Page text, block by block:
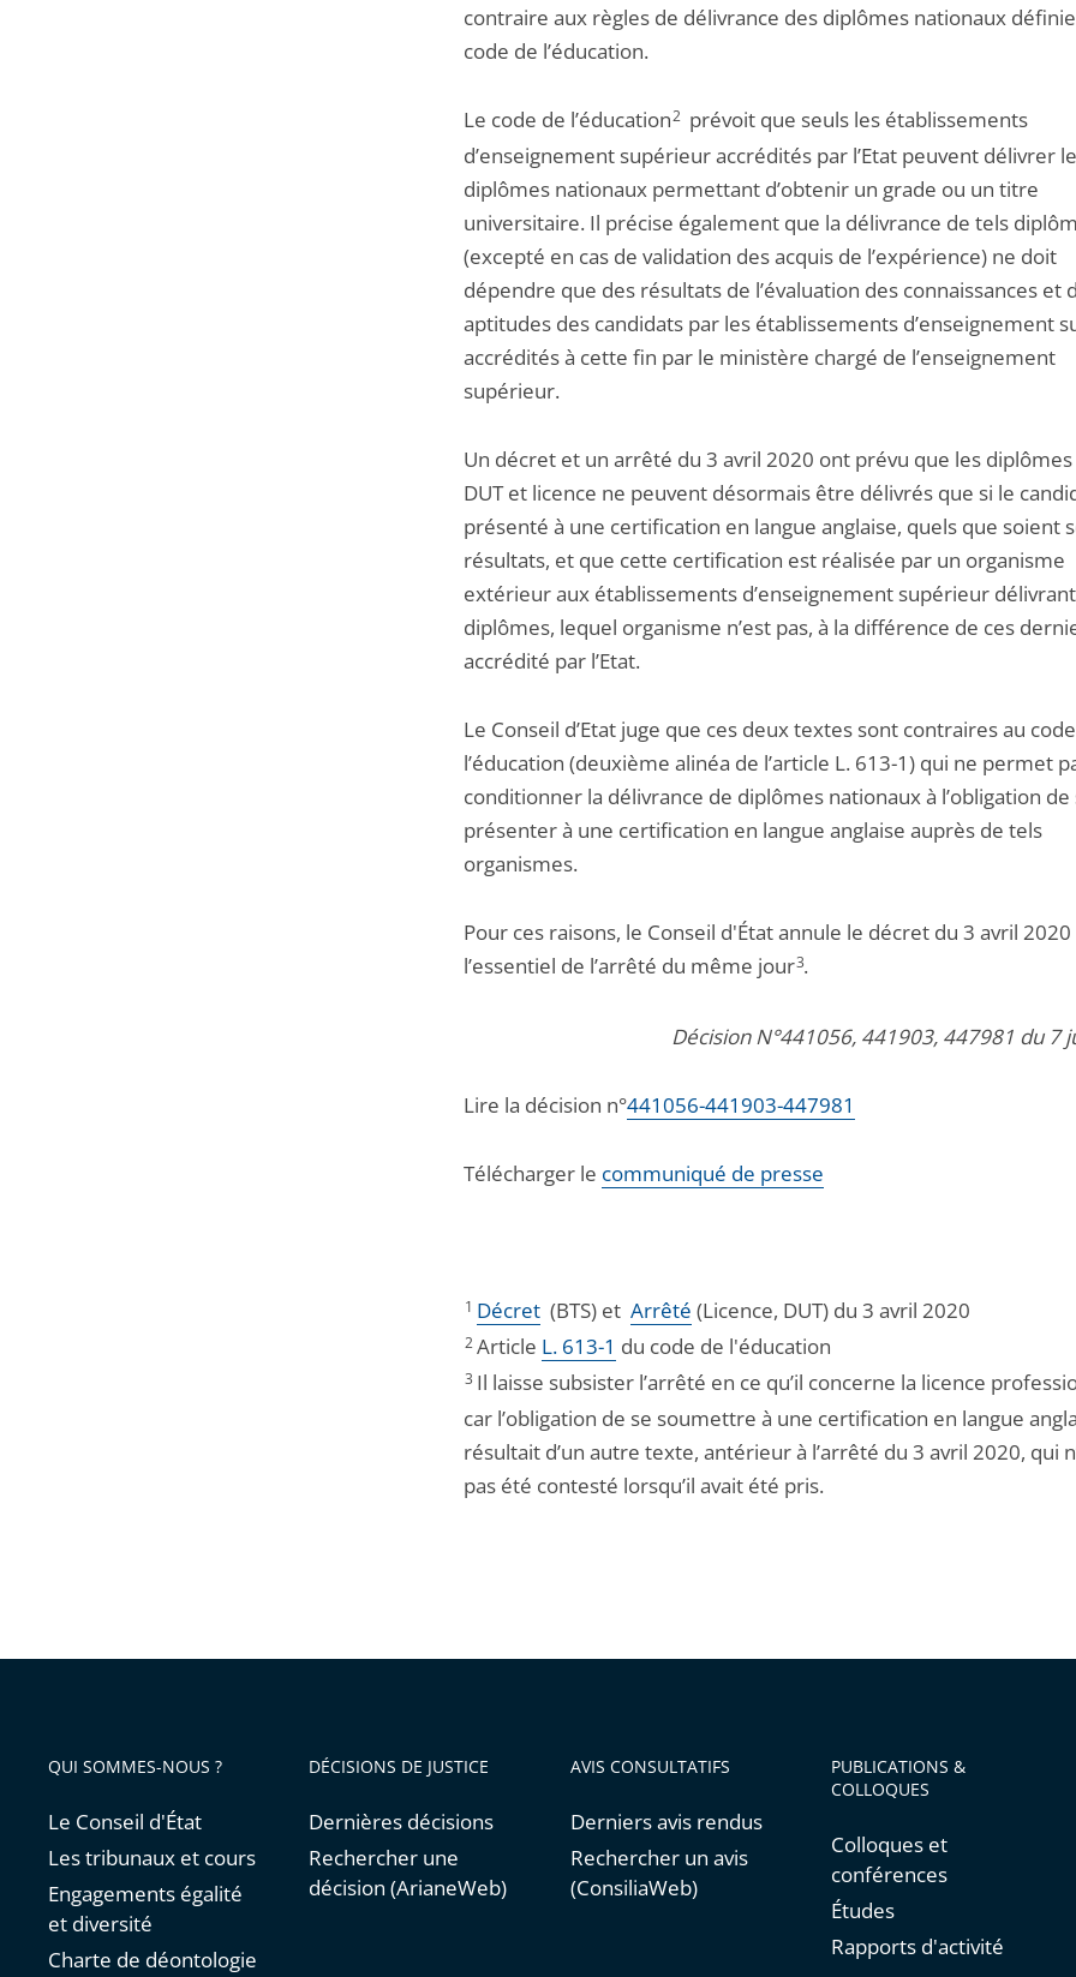
contraire aux règles de délivrance des diplômes nationaux
code de l’éducation.
Le code de l’éducation2prévoit que seuls les établissements
d’enseignement supérieur accrédités par l’Etat peuvent délivrer
diplômes nationaux permettant d’obtenir un grade ou un titre
universitaire. Il précise également que la délivrance de tels
(excepté en cas de validation des acquis de l’expérience) ne doit
dépendre que des résultats de l’évaluation des connaissances et
aptitudes des candidats par les établissements d’enseignement
accrédités à cette fin par le ministère chargé de l’enseignement
supérieur.
Un décret et un arrêté du 3 avril 2020 ont prévu que les diplômes
DUT et licence ne peuvent désormais être délivrés que si le
présenté à une certification en langue anglaise, quels que soient
résultats, et que cette certification est réalisée par un organisme
extérieur aux établissements d’enseignement supérieur
diplômes, lequel organisme n’est pas, à la différence de ces
accrédité par l’Etat.
Le Conseil d’Etat juge que ces deux textes sont contraires au
l’éducation (deuxième alinéa de l’article L. 613-1) qui ne permet
conditionner la délivrance de diplômes nationaux à l’obligation de
présenter à une certification en langue anglaise auprès de tels
organismes.
Pour ces raisons, le Conseil d'État annule le décret du 3 avril
l’essentiel de l’arrêté du même jour3.
Décision N°441056, 441903, 447981 du 7
Lire la décision n°441056-441903-447981
Télécharger le communiqué de presse
1 Décret (BTS) et Arrêté (Licence, DUT) du 3 avril 2020
2Article L. 613-1 du code de l'éducation
3 Il laisse subsister l’arrêté en ce qu’il concerne la licence
car l’obligation de se soumettre à une certification en langue
résultait d’un autre texte, antérieur à l’arrêté du 3 avril 2020, qui
pas été contesté lorsqu’il avait été pris.
QUI SOMMES-NOUS ?
Le Conseil d'État
Les tribunaux et cours
Engagements égalité
et diversité
Charte de déontologie
DÉCISIONS DE JUSTICE
Dernières décisions
Rechercher une
décision (ArianeWeb)
AVIS CONSULTATIFS
Derniers avis rendus
Rechercher un avis
(ConsiliaWeb)
PUBLICATIONS &
COLLOQUES
Colloques et
conférences
Études
Rapports d'activité